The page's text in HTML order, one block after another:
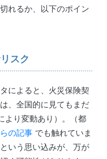
れるか、以下のポイン
スク
によると、火災保険契
、全国的に見てもまだ
より変動あり）。（都
の記事でも触れていま
いう思い込みが、万が